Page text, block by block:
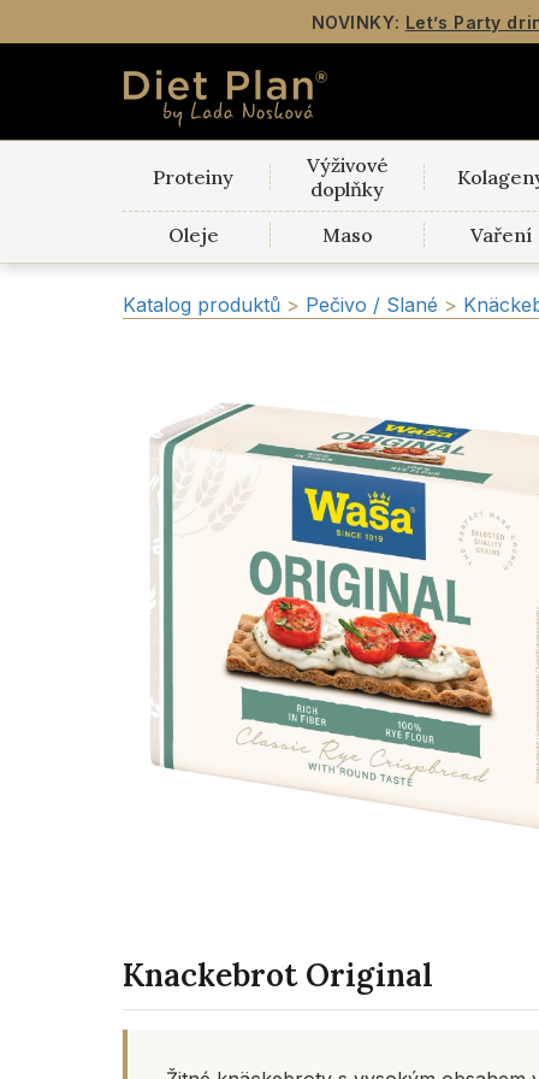
NOVINKY: Let’s Party
Proteiny
Výživové
doplňky
Oleje Maso Vaření
Katalog produktů > Pečivo / Slané >
Knackebrot Original